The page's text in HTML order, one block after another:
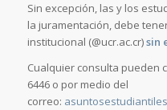
Sin excepción, las y los
la juramentación, debe
institucional (@ucr.ac.cr)sin
Cualquier consulta pueden
6446 o por medio del
correo: